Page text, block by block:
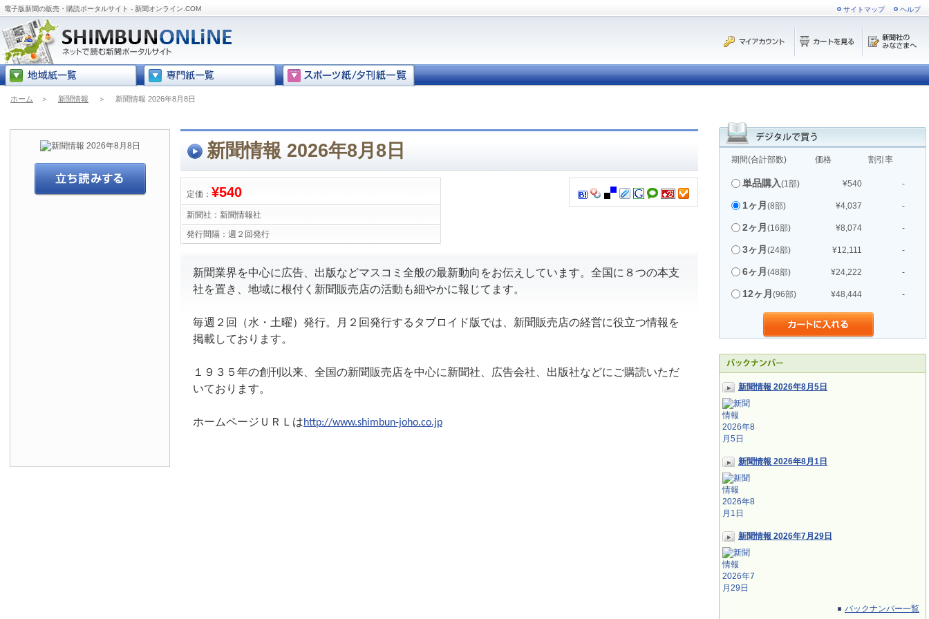
電子版新聞の販売・購読ポータルサイト - 新聞オンライン.COM サイトマップ ヘルプ
ホーム ＞ 新聞情報 ＞ 新聞情報 2026年8月8日
期間(合計部数) 価格 割引率
単品購入(1部) ¥540 -
1ヶ月 (8部) ¥4,037 -
2ヶ月 (16部) ¥8,074 -
3ヶ月 (24部) ¥12,111 -
6ヶ月 (48部) ¥24,222 -
12ヶ月 (96部) ¥48,444 -
新聞情報 2026年8月5日
新聞情報 2026年8月1日
新聞情報 2026年7月29日
バックナンバー一覧
新聞情報 2026年8月8日
定価： ¥540
新聞社： 新聞情報社
発行間隔： 週２回発行
新聞業界を中心に広告、出版などマスコミ全般の最新動向をお伝えしています。全国に８つの本支
社を置き、地域に根付く新聞販売店の活動も細やかに報じてます。
毎週２回（水・土曜）発行。月２回発行するタブロイド版では、新聞販売店の経営に役立つ情報を
掲載しております。
１９３５年の創刊以来、全国の新聞販売店を中心に新聞社、広告会社、出版社などにご購読いただ
いております。
ホームページＵＲＬはhttp://www.shimbun-joho.co.jp